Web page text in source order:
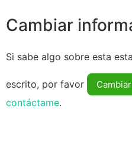
Cambiar
Si sabe algo sobre esta
escrito, por favor
contáctame.